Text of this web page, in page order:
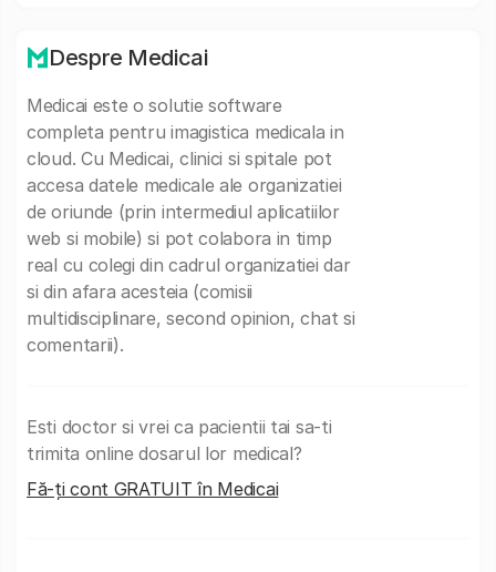
Despre Medicai
Medicai este o solutie software
completa pentru imagistica medicala in
cloud. Cu Medicai, clinici si spitale pot
accesa datele medicale ale organizatiei
de oriunde (prin intermediul aplicatiilor
web si mobile) si pot colabora in timp
real cu colegi din cadrul organizatiei dar
si din afara acesteia (comisii
multidisciplinare, second opinion, chat si
comentarii).
Esti doctor si vrei ca pacientii tai sa-ti
trimita online dosarul lor medical?
Fă-ți cont GRATUIT în Medicai